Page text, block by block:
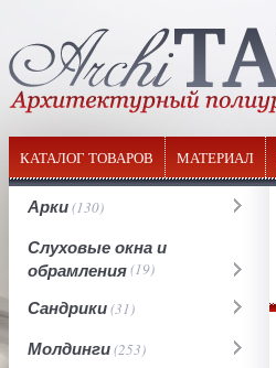
КАТАЛОГ ТОВАРОВ МАТЕРИАЛ
Арки(130)
Слуховые окна и
обрамления(19)
Сандрики(31)
Молдинги(253)